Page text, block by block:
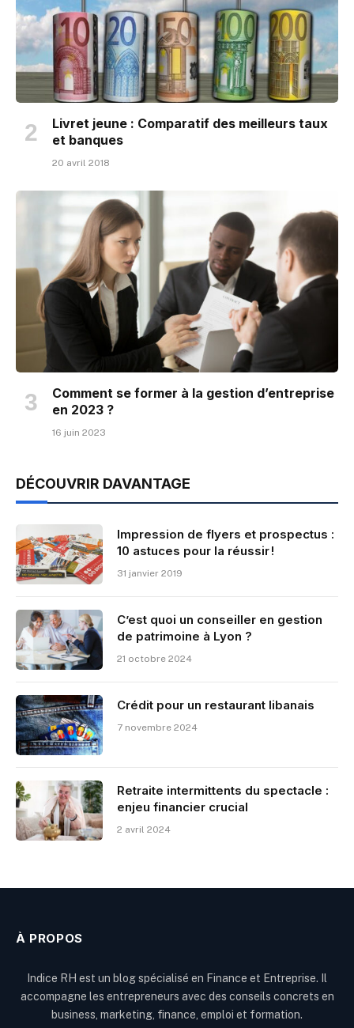
Livret jeune : Comparatif des meilleurs taux
et banques
20 avril 2018
Comment se former à la gestion d’entreprise
en 2023 ?
16 juin 2023
DÉCOUVRIR DAVANTAGE
Impression de flyers et prospectus :
10 astuces pour la réussir !
31 janvier 2019
C’est quoi un conseiller en gestion
de patrimoine à Lyon ?
21 octobre 2024
Crédit pour un restaurant libanais
7 novembre 2024
Retraite intermittents du spectacle :
enjeu financier crucial
2 avril 2024
À PROPOS
Indice RH est un blog spécialisé en Finance et Entreprise. Il
accompagne les entrepreneurs avec des conseils concrets en
business, marketing, finance, emploi et formation.